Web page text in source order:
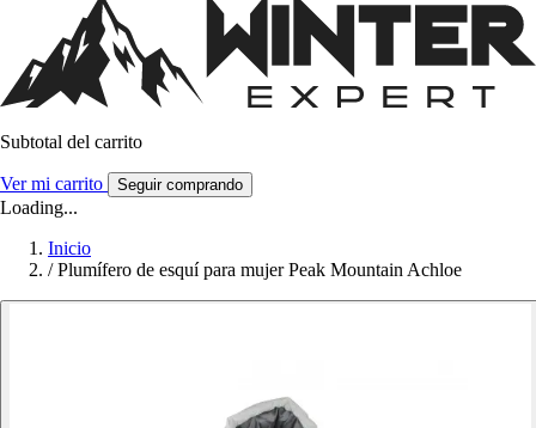
Subtotal del carrito
Ver mi carrito Seguir comprando
Loading...
Inicio
/ Plumífero de esquí para mujer Peak Mountain Achloe